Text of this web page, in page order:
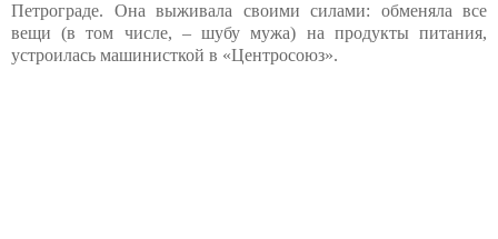
Петрограде. Она выживала своими силами: обменяла все
вещи (в том числе, – шубу мужа) на продукты питания,
устроилась машинисткой в «Центросоюз».